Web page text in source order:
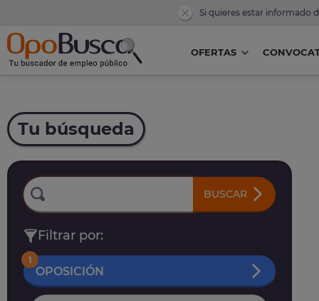
Si quieres estar informado
OFERTAS
Tu búsqueda
BUSCAR
Filtrar por:
OPOSICIÓN
1